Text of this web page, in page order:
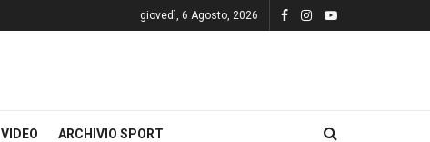
giovedì, 6 Agosto, 2026
VIDEO ARCHIVIO SPORT